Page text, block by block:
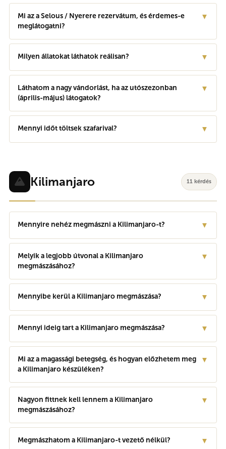
Mi az a Selous / Nyerere rezervátum, és érdemes-e
meglátogatni?
▼
Milyen állatokat láthatok reálisan? ▼
Láthatom a nagy vándorlást, ha az utószezonban
(április-május) látogatok?
▼
Mennyi időt töltsek szafarival? ▼
Kilimanjaro 11 kérdés
Mennyire nehéz megmászni a Kilimanjaro-t? ▼
Melyik a legjobb útvonal a Kilimanjaro
megmászásához?
▼
Mennyibe kerül a Kilimanjaro megmászása? ▼
Mennyi ideig tart a Kilimanjaro megmászása? ▼
Mi az a magassági betegség, és hogyan előzhetem meg
a Kilimanjaro készüléken?
▼
Nagyon fittnek kell lennem a Kilimanjaro
megmászásához?
▼
Megmászhatom a Kilimanjaro-t vezető nélkül? ▼